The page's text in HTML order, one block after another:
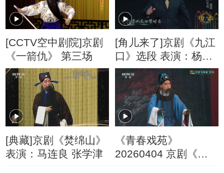
[CCTV空中剧院]京剧
《一箭仇》 第三场
[角儿来了]京剧《九江
口》选段 表演：杨赤
江其虎
[典藏]京剧《焚绵山》
表演：马连良 张学津
《青春戏苑》
20260404 京剧《焚